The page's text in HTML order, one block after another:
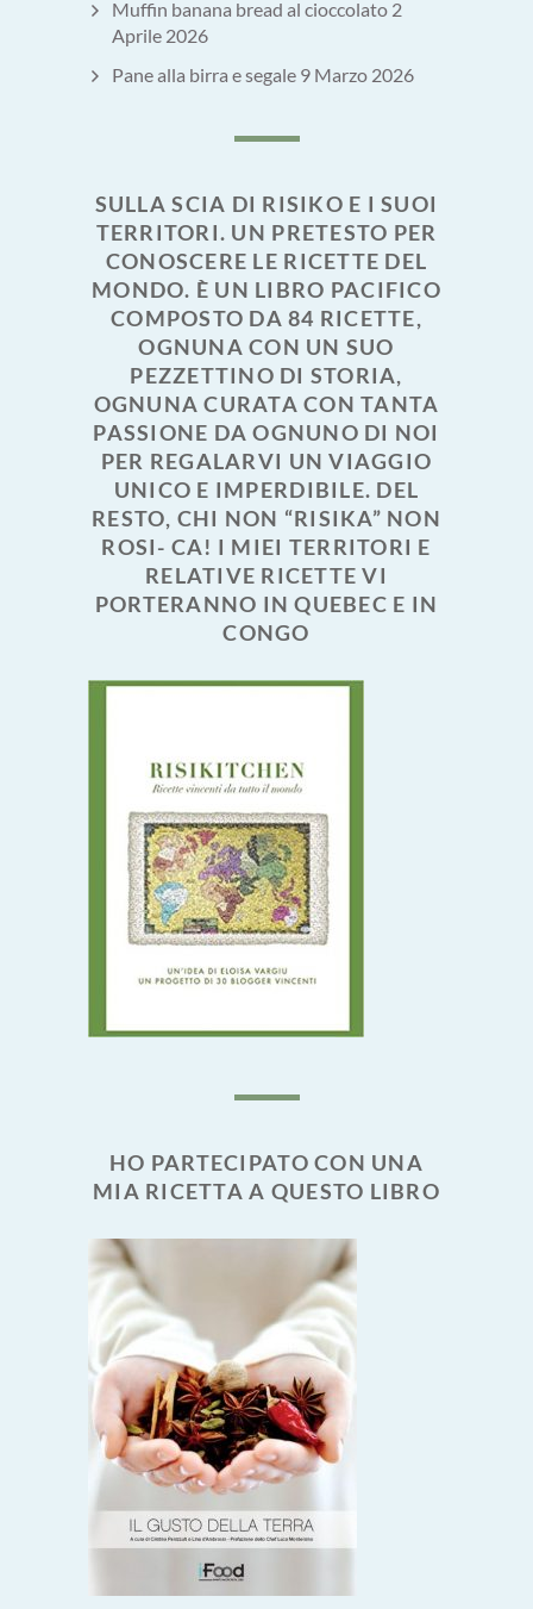
Muffin banana bread al cioccolato 2
Aprile 2026
Pane alla birra e segale 9 Marzo 2026
SULLA SCIA DI RISIKO E I SUOI
TERRITORI. UN PRETESTO PER
CONOSCERE LE RICETTE DEL
MONDO. È UN LIBRO PACIFICO
COMPOSTO DA 84 RICETTE,
OGNUNA CON UN SUO
PEZZETTINO DI STORIA,
OGNUNA CURATA CON TANTA
PASSIONE DA OGNUNO DI NOI
PER REGALARVI UN VIAGGIO
UNICO E IMPERDIBILE. DEL
RESTO, CHI NON “RISIKA” NON
ROSI- CA! I MIEI TERRITORI E
RELATIVE RICETTE VI
PORTERANNO IN QUEBEC E IN
CONGO
HO PARTECIPATO CON UNA
MIA RICETTA A QUESTO LIBRO